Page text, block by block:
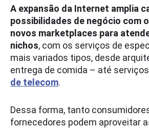
A expansão da Internet amplia
possibilidades de negócio com
novos marketplaces para
nichos, com os serviços de
mais variados tipos, desde
entrega de comida – até
de telecom.
Dessa forma, tanto
fornecedores podem aproveitar